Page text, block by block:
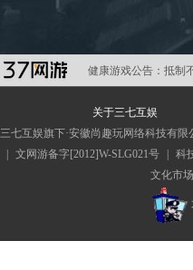
健康游戏公告： 抵制
关于三七互娱
三七互娱旗下·安徽尚趣玩网络科技有限
文网游备字[2012]W-SLG021号
科
文化市